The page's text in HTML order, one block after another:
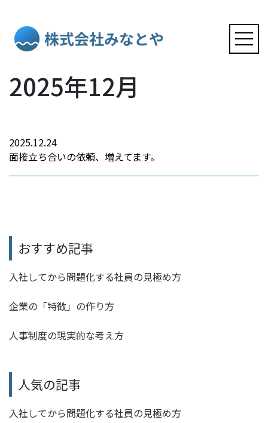
ホーム
コラム
資料ダウンロード
2025年12月
2025.12.24
面接立ち合いの依頼、増えてます。
おすすめ記事
入社してから問題化する社員の見極め方
企業の「特徴」の作り方
人事制度の現実的な考え方
人気の記事
入社してから問題化する社員の見極め方